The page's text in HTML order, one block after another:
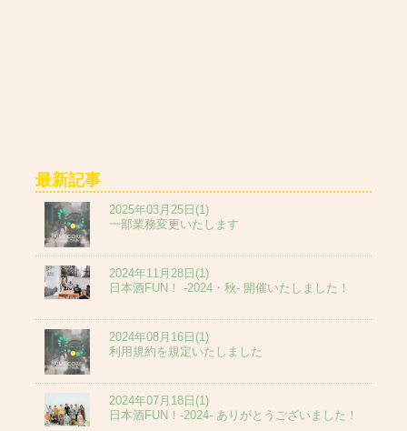
最新記事
2025年03月25日(1)
一部業務変更いたします
2024年11月28日(1)
日本酒FUN！ -2024・秋- 開催いたしました！
2024年08月16日(1)
利用規約を規定いたしました
2024年07月18日(1)
日本酒FUN！-2024- ありがとうございました！